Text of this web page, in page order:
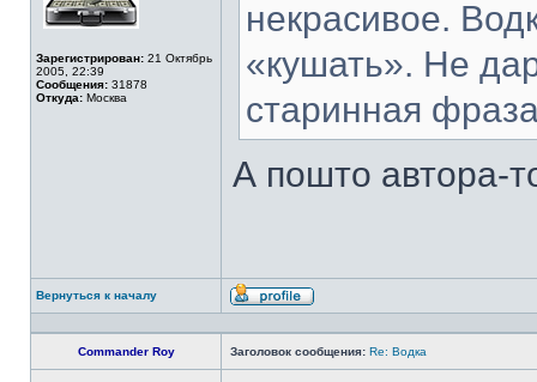
Зарегистрирован: 21 Октябрь
2005, 22:39
Сообщения: 31878
Откуда: Москва
некрасивое.
«кушать». Не
старинная
А пошто автора-
Вернуться к началу
Профиль
Commander Roy Заголовок сообщения: Re: Водка